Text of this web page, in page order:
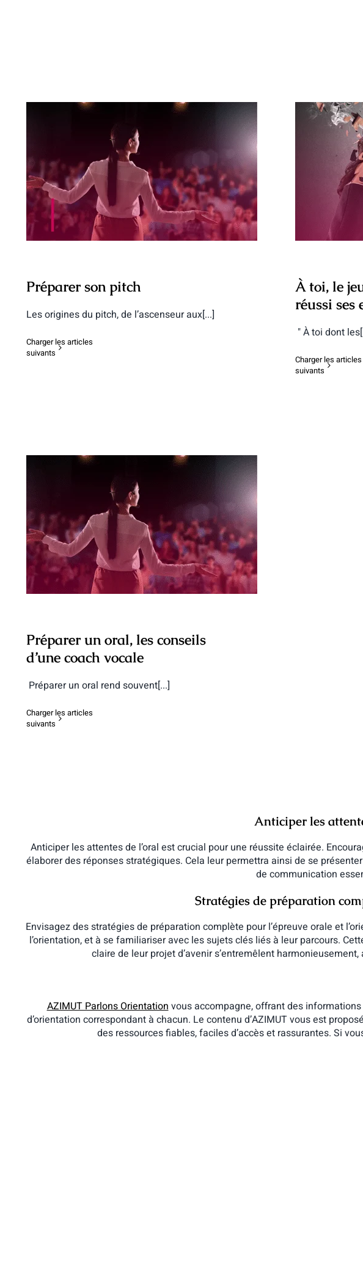
Préparer son pitch
Préparer son pitch
Les origines du pitch, de l’ascenseur aux[...]
Charger les articles
suivants
À toi,
À toi, le
réussi
" À toi dont
Charger les articles
suivants
Préparer un oral, les conseils d’une
coach vocale
Préparer un oral, les conseils
d’une coach vocale
Préparer un oral rend souvent[...]
Charger les articles
suivants
Anticiper les
Anticiper les attentes de l’oral est crucial pour une réussite éclairée.
élaborer des réponses stratégiques. Cela leur permettra ainsi de se
de communication
Stratégies de préparation
Envisagez des stratégies de préparation complète pour l’épreuve orale et
l’orientation, et à se familiariser avec les sujets clés liés à leur parcours.
claire de leur projet d’avenir s’entremêlent
AZIMUT Parlons Orientationvous accompagne, offrant des
d’orientation correspondant à chacun. Le contenu d’AZIMUT vous est
des ressources fiables, faciles d’accès et rassurantes. Si